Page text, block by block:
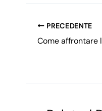
PRECEDENTE
Come affrontare